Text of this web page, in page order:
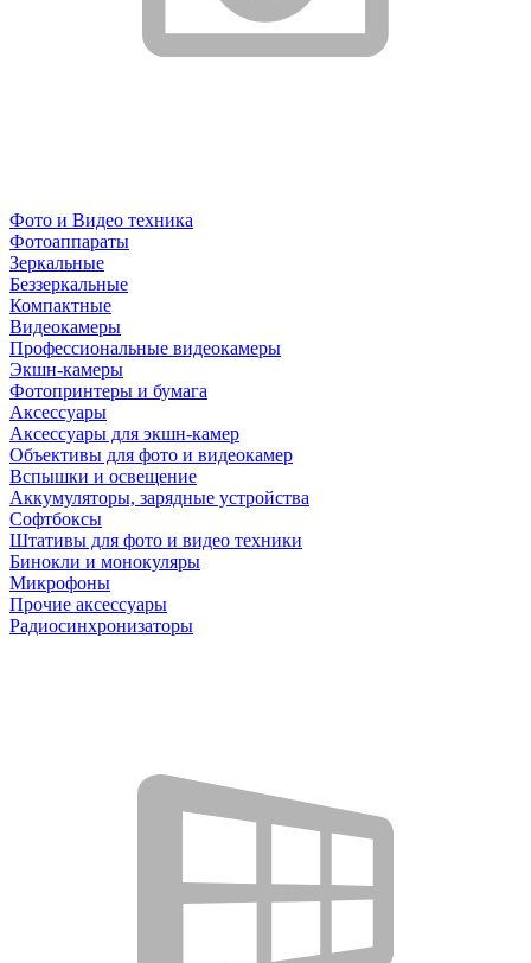
Фото и Видео техника
Фотоаппараты
Зеркальные
Беззеркальные
Компактные
Видеокамеры
Профессиональные видеокамеры
Экшн-камеры
Фотопринтеры и бумага
Аксессуары
Аксессуары для экшн-камер
Объективы для фото и видеокамер
Вспышки и освещение
Аккумуляторы, зарядные устройства
Софтбоксы
Штативы для фото и видео техники
Бинокли и монокуляры
Микрофоны
Прочие аксессуары
Радиосинхронизаторы